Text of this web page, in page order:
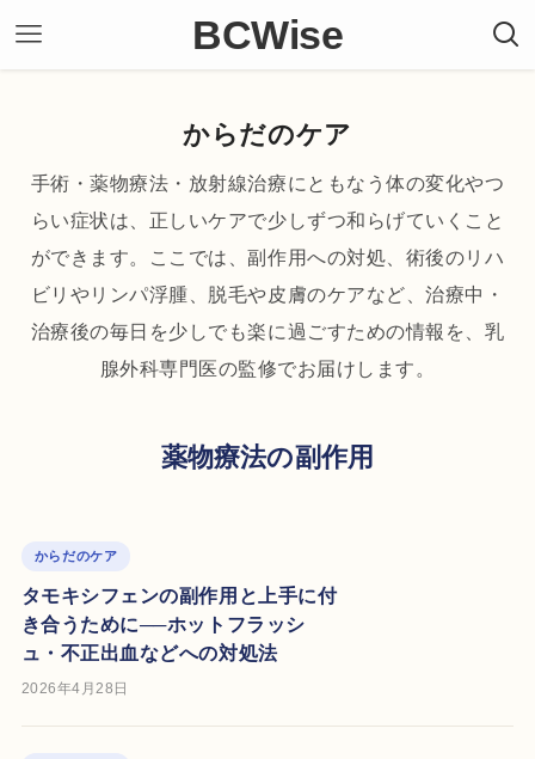
検
BCWise
からだのケア
手術・薬物療法・放射線治療にともなう体の変化やつ
らい症状は、正しいケアで少しずつ和らげていくこと
ができます。ここでは、副作用への対処、術後のリハ
ビリやリンパ浮腫、脱毛や皮膚のケアなど、治療中・
治療後の毎日を少しでも楽に過ごすための情報を、乳
腺外科専門医の監修でお届けします。
薬物療法の副作用
からだのケア
タモキシフェンの副作用と上手に付
き合うために──ホットフラッシ
ュ・不正出血などへの対処法
2026年4月28日